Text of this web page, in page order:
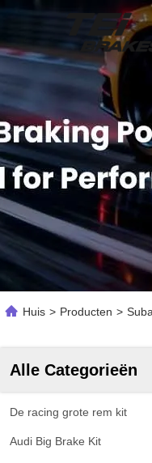
Huis > Producten >
Alle Categorieën
De racing grote rem kit
Audi Big Brake Kit